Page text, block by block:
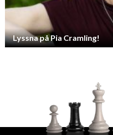
Lyssna på Pia Cramling!